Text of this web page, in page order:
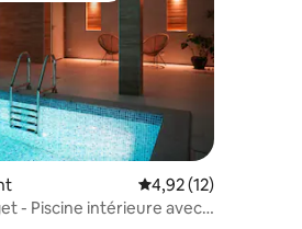
de 166 commentaires : 4,96 sur 5
Évaluation moyenne
4,92 (12)
- Piscine intérieure avec